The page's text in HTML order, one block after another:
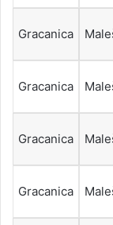
Gracanica
Gracanica
Gracanica
Gracanica